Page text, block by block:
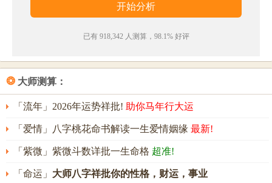
台岁月长，一归华表好增伤。
· 蚁泛羽觞蛮酒腻，凤衔瑶句蜀笺新。
——《寄许下前管记王侍御》
瑶新名字五行属性
瑶新的姓名五行组合是：火 -金。这种组合的人头脑灵
活，为人正直，富有决断力，执行力很强。其人意志
坚定，做事有计划，目标明确，贵人运好，能在众人
已有 918,342 人测算，98.1% 好评
❂ 大师测算：
「流年」2026年运势祥批! 助你马年行大运
「爱情」八字桃花命书解读一生爱情姻缘 最新!
「紫微」紫微斗数详批一生命格 超准!
「命运」 大师八字祥批你的性格，财运，事业